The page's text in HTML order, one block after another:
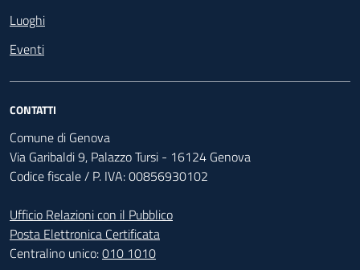
Luoghi
Eventi
CONTATTI
Comune di Genova
Via Garibaldi 9, Palazzo Tursi - 16124 Genova
Codice fiscale / P. IVA: 00856930102
Ufficio Relazioni con il Pubblico
Posta Elettronica Certificata
Centralino unico:010 1010